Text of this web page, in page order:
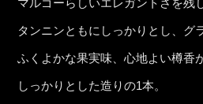
マルゴーらしいエレガントさを残
タンニンともにしっかりとし、グ
ふくよかな果実味、心地よい樽香
しっかりとした造りの1本。